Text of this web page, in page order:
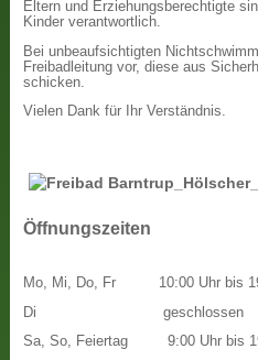
Eltern und Erziehungsberechtigte
Kinder verantwortlich.
Bei unbeaufsichtigten
Freibadleitung vor, diese aus
schicken.
Vielen Dank für Ihr Verständnis.
Öffnungszeiten
Mo, Mi, Do, Fr
Di
Sa, So, Feiertag
10:00 Uhr bis
geschlossen
9:00 Uhr bis